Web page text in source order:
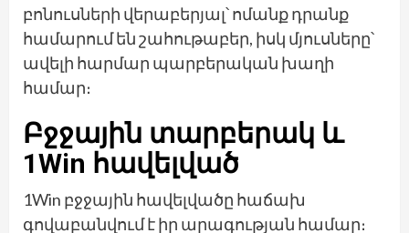
բոնուսների վերաբերյալ՝ ոմանք դրանք
համարում են շահութաբեր, իսկ մյուսները՝
ավելի հարմար պարբերական խաղի
համար։
Բջջային տարբերակ և
1Win հավելված
1Win բջջային հավելվածը հաճախ
գովաբանվում է իր արագության համար։